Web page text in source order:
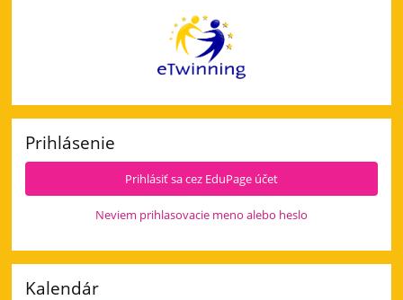
Prihlásenie
Prihlásiť sa cez EduPage účet
Neviem prihlasovacie meno alebo heslo
Kalendár